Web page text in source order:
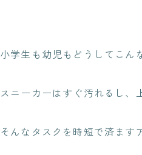
小学生も幼児もどうしてこん
スニーカーはすぐ汚れるし、
そんなタスクを時短で済ます